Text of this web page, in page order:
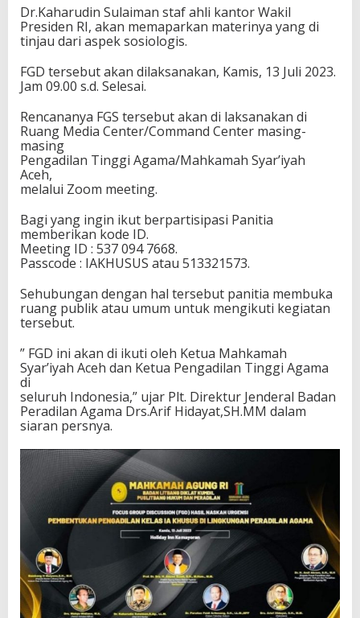
n
P
e
g
a
d
l
a
A
g
a
a
K
l
s
A
K
s
u
Dr.Kaharudin Sulaiman staf ahli kantor Wakil
Presiden RI, akan memaparkan materinya yang di
tinjau dari aspek sosiologis.
FGD tersebut akan dilaksanakan, Kamis, 13 Juli 2023.
Jam 09.00 s.d. Selesai.
Rencananya FGS tersebut akan di laksanakan di
Ruang Media Center/Command Center masing-
masing
Pengadilan Tinggi Agama/Mahkamah Syar’iyah
Aceh,
melalui Zoom meeting.
Bagi yang ingin ikut berpartisipasi Panitia
memberikan kode ID.
Meeting ID : 537 094 7668.
Passcode : IAKHUSUS atau 513321573.
Sehubungan dengan hal tersebut panitia membuka
ruang publik atau umum untuk mengikuti kegiatan
tersebut.
” FGD ini akan di ikuti oleh Ketua Mahkamah
Syar’iyah Aceh dan Ketua Pengadilan Tinggi Agama
di
seluruh Indonesia,” ujar Plt. Direktur Jenderal Badan
Peradilan Agama Drs.Arif Hidayat,SH.MM dalam
siaran persnya.